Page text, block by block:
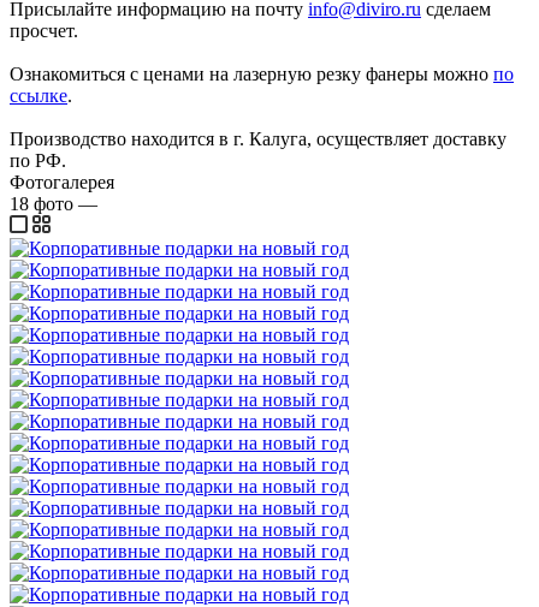
Присылайте информацию на почту info@diviro.ru сделаем
просчет.
Ознакомиться с ценами на лазерную резку фанеры можно по
ссылке.
Производство находится в г. Калуга, осуществляет доставку
по РФ.
Фотогалерея
18 фото —